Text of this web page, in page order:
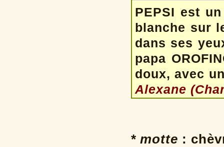
PEPSI est
blanche sur
dans ses
papa
doux, avec
Alexane
* motte :